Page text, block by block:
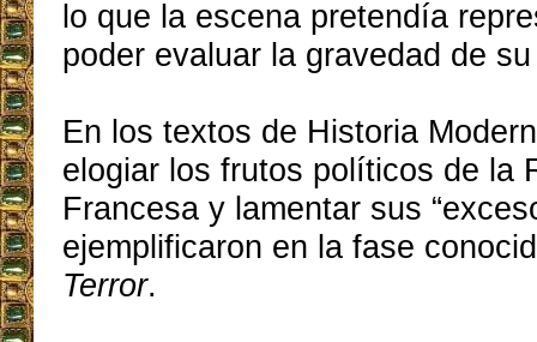
lo que la escena pretendía
poder evaluar la gravedad de
En los textos de Historia
elogiar los frutos políticos de la
Francesa y lamentar sus
ejemplificaron en la fase
Terror.